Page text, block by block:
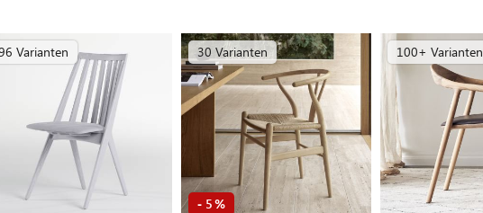
Varianten 30 Varianten
- 5 %
100+ Varianten